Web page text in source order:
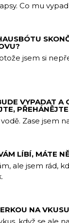
Co mu
jsem si
VYPADAT A
Zase jsem
LÍBÍ, MÁTE
ale jsem rád,
NA